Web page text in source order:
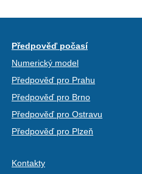
Předpověď počasí
Numerický model
Předpověď pro Prahu
Předpověď pro Brno
Předpověď pro Ostravu
Předpověď pro Plzeň
Kontakty